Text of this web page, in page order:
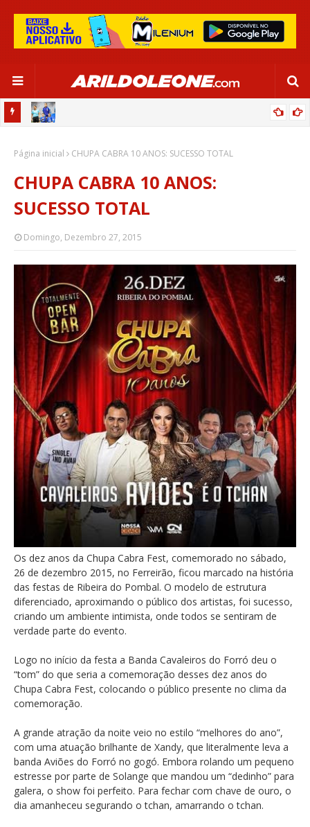
SALVADOR
Página inicial CHUPA CABRA 10 ANOS: SUCESSO TOTAL
CHUPA CABRA 10 ANOS:
SUCESSO TOTAL
Domingo, Dezembro 27, 2015
Os dez anos da Chupa Cabra Fest, comemorado no sábado,
26 de dezembro 2015, no Ferreirão, ficou marcado na história
das festas de Ribeira do Pombal. O modelo de estrutura
diferenciado, aproximando o público dos artistas, foi sucesso,
criando um ambiente intimista, onde todos se sentiram de
verdade parte do evento.
Logo no início da festa a Banda Cavaleiros do Forró deu o
“tom” do que seria a comemoração desses dez anos do
Chupa Cabra Fest, colocando o público presente no clima da
comemoração.
A grande atração da noite veio no estilo “melhores do ano”,
com uma atuação brilhante de Xandy, que literalmente leva a
banda Aviões do Forró no gogó. Embora rolando um pequeno
estresse por parte de Solange que mandou um “dedinho” para
galera, o show foi perfeito. Para fechar com chave de ouro, o
dia amanheceu segurando o tchan, amarrando o tchan.